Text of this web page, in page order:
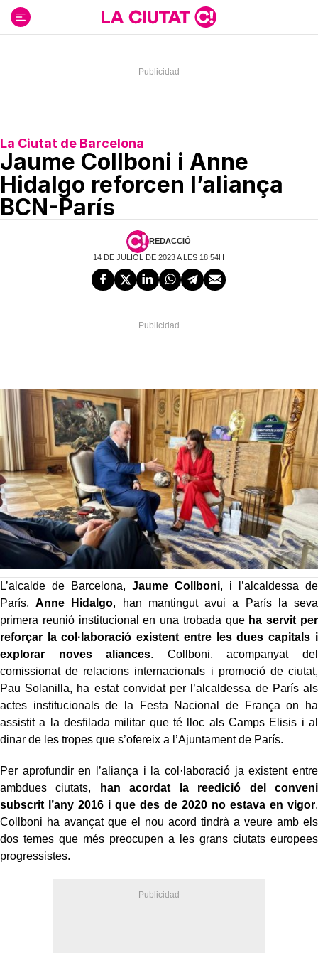
contenido
La Ciutat de Barcelona
Jaume Collboni i Anne
Hidalgo reforcen l’aliança
BCN-París
REDACCIÓ
14 DE JULIOL DE 2023 A LES 18:54H
L’alcalde de Barcelona, Jaume Collboni, i l’alcaldessa de
París,Anne Hidalgo, han mantingut avui a París la seva
primera reunió institucional en una trobada queha servit per
reforçar la col·laboració existent entre les dues capitals i
explorar noves aliances. Collboni, acompanyat del
comissionat de relacions internacionals i promoció de ciutat,
Pau Solanilla, ha estat convidat per l’alcaldessa de París als
actes institucionals de la Festa Nacional de França on ha
assistit a la desfilada militar que té lloc als Camps Elisis i al
dinar de les tropes que s’ofereix a l’Ajuntament de París.
Per aprofundir en l’aliança i la col·laboració ja existent entre
ambdues ciutats,
han acordat la reedició del conveni
subscrit l’any 2016 i que des de 2020 no estava en vigor.
Collboni ha avançat que el nou acord tindrà a veure amb els
dos temes que més preocupen a les grans ciutats europees
progressistes.